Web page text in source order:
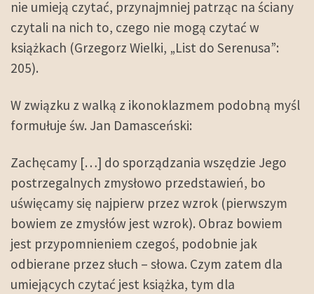
nie umieją czytać, przynajmniej patrząc na ściany
czytali na nich to, czego nie mogą czytać w
książkach (Grzegorz Wielki, „List do Serenusa”:
205).
W związku z walką z ikonoklazmem podobną myśl
formułuje św. Jan Damasceński:
Zachęcamy […] do sporządzania wszędzie Jego
postrzegalnych zmysłowo przedstawień, bo
uświęcamy się najpierw przez wzrok (pierwszym
bowiem ze zmysłów jest wzrok). Obraz bowiem
jest przypomnieniem czegoś, podobnie jak
odbierane przez słuch – słowa. Czym zatem dla
umiejących czytać jest książka, tym dla